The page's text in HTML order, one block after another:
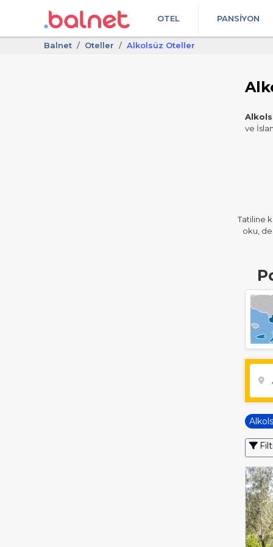
OTEL PANSIYON
Balnet Oteller Alkolsüz Oteller
ve
Tatiline
oku,